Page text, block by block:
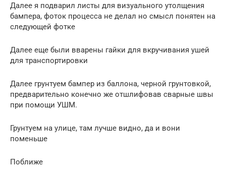
Далее я подварил листы для визуального утолщения
бампера, фоток процесса не делал но смысл понятен на
следующей фотке
Далее еще были вварены гайки для вкручивания ушей
для транспортировки
Далее грунтуем бампер из баллона, черной грунтовкой,
предварительно конечно же отшлифовав сварные швы
при помощи УШМ.
Грунтуем на улице, там лучше видно, да и вони
поменьше
Поближе